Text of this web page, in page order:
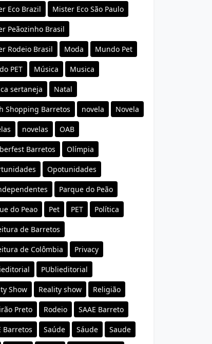
Eco Brazil Mister Eco São Paulo
Peãozinho Brasil
Rodeio Brasil Moda Mundo Pet
PET Música Musica
sertaneja Natal
Shopping Barretos novela Novela
novelas OAB
Barretos Olímpia
Opotunidades
Parque do Peão
do Peao Pet PET Política
de Barretos
de Colômbia Privacy
PUblieditorial
Show Reality show Religião
Preto Rodeio SAAE Barreto
Barretos Saúde Sáude Saude